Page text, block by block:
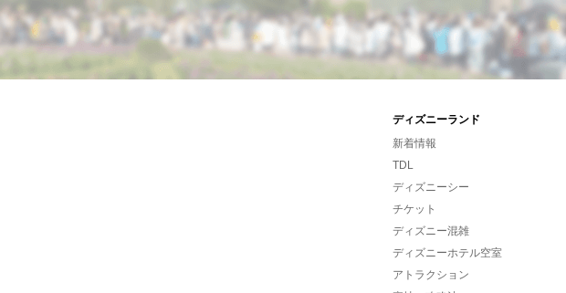
ディズニーランド
新着情報
TDL
ディズニーシー
チケット
ディズニー混雑
ディズニーホテル空室
アトラクション